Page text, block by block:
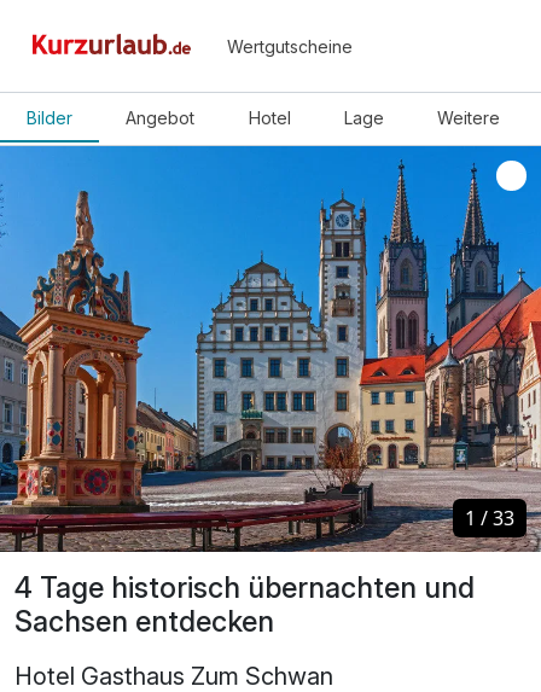
Wertgutscheine
Bilder Angebot Hotel Lage Weitere
4 Tage historisch übernachten und
Sachsen entdecken
Hotel Gasthaus Zum Schwan
1 /33
1 /33